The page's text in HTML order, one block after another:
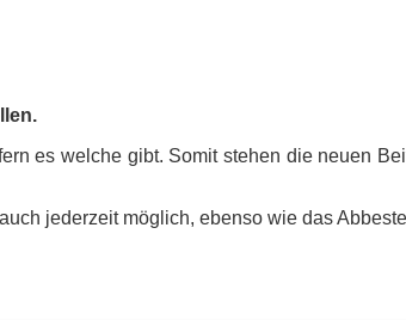
es wel­che gibt. So­mit ste­hen die neu­en
je­der­zeit mög­lich, eben­so wie das